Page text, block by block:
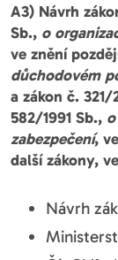
A3) Návrh
Sb., o
ve znění
důchodovém
a zákon č.
582/1991 Sb.,
zabezpečení,
další zákony,
Návrh